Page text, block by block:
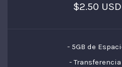
$2.50 USD
- 5GB de
-